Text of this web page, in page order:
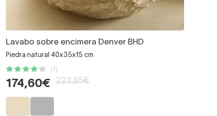
Lavabo sobre encimera Denver BHD
Piedra natural 40x35x15 cm
(1)
174,60€ 223,85€